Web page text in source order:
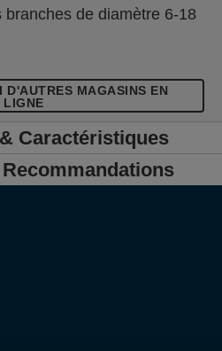
de diamètre 6-18
D'AUTRES MAGASINS EN
LIGNE
Caractéristiques